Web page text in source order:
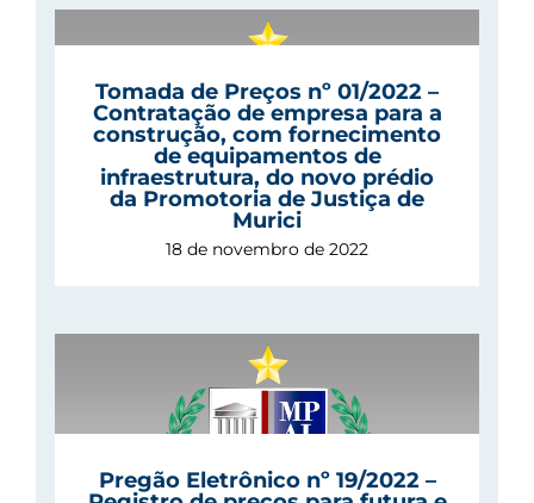
Tomada de Preços nº 01/2022 –
Contratação de empresa para a
construção, com fornecimento
de equipamentos de
infraestrutura, do novo prédio
da Promotoria de Justiça de
Murici
18 de novembro de 2022
Pregão Eletrônico nº 19/2022 –